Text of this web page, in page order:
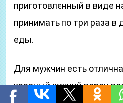
приготовленный в виде
принимать по три раза в
еды.
Для мужчин есть
красный жгучий перец